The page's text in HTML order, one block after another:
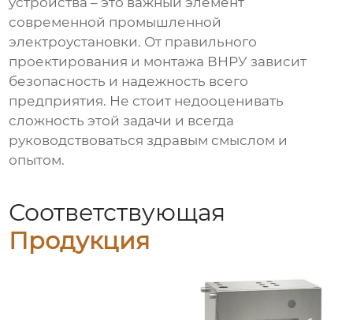
современной промышленной
электроустановки. От правильного
проектирования и монтажа ВНРУ зависит
безопасность и надежность всего
предприятия. Не стоит недооценивать
сложность этой задачи и всегда
руководствоваться здравым смыслом и
опытом.
Соответствующая
Продукция